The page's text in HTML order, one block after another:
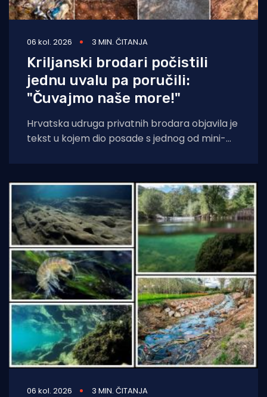
06 kol. 2026 3 MIN. ČITANJA
Kriljanski brodari počistili
jednu uvalu pa poručili:
"Čuvajmo naše more!"
Hrvatska udruga privatnih brodara objavila je
tekst u kojem dio posade s jednog od mini-
06 kol. 2026 3 MIN. ČITANJA